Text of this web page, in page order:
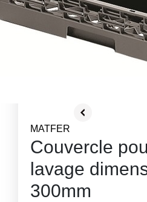
MATFER
Couvercle
lavage
300mm